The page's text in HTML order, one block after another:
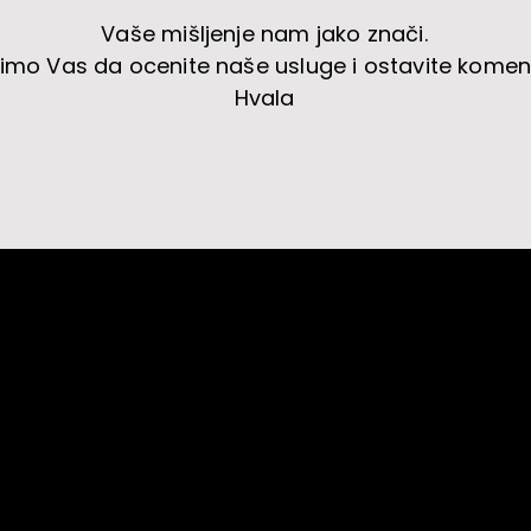
Vaše mišljenje nam jako znači.
Vas da ocenite naše usluge i ostavite
Hvala